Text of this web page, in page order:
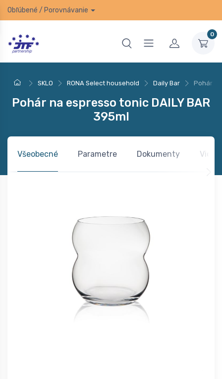
Obľúbené / Porovnávanie
0
SKLO RONA Select household Daily Bar Pohár
Pohár na espresso tonic DAILY BAR
395ml
Všeobecné Parametre Dokumenty Video